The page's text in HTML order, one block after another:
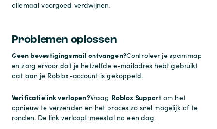
allemaal voorgoed verdwijnen.
Problemen oplossen
Geen bevestigingsmail ontvangen?Controleer je spammap
en zorg ervoor dat je hetzelfde e-mailadres hebt gebruikt
dat aan je Roblox-account is gekoppeld.
Verificatielink verlopen?Vraag Roblox Supportom het
opnieuw te verzenden en het proces zo snel mogelijk af te
ronden. De link verloopt meestal na een dag.